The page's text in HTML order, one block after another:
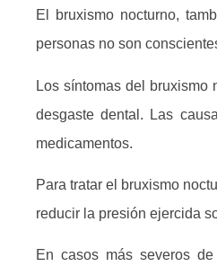
El bruxismo nocturno,
personas no son
Los síntomas del
desgaste dental. Las
medicamentos.
Para tratar el bruxismo
reducir la presión ejercida
En casos más severos